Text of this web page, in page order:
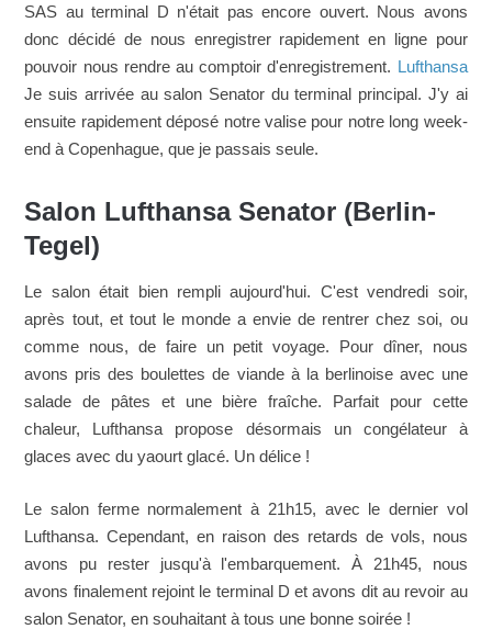
SAS au terminal D n'était pas encore ouvert. Nous avons
donc décidé de nous enregistrer rapidement en ligne pour
pouvoir nous rendre au comptoir d'enregistrement. Lufthansa
Je suis arrivée au salon Senator du terminal principal. J'y ai
ensuite rapidement déposé notre valise pour notre long week-
end à Copenhague, que je passais seule.
Salon Lufthansa Senator (Berlin-
Tegel)
Le salon était bien rempli aujourd'hui. C'est vendredi soir,
après tout, et tout le monde a envie de rentrer chez soi, ou
comme nous, de faire un petit voyage. Pour dîner, nous
avons pris des boulettes de viande à la berlinoise avec une
salade de pâtes et une bière fraîche. Parfait pour cette
chaleur, Lufthansa propose désormais un congélateur à
glaces avec du yaourt glacé. Un délice !
Le salon ferme normalement à 21h15, avec le dernier vol
Lufthansa. Cependant, en raison des retards de vols, nous
avons pu rester jusqu'à l'embarquement. À 21h45, nous
avons finalement rejoint le terminal D et avons dit au revoir au
salon Senator, en souhaitant à tous une bonne soirée !